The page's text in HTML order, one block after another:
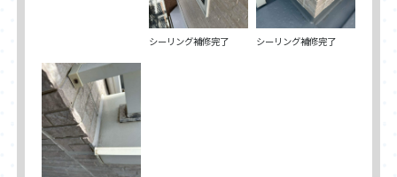
シーリング補修完了 シーリング補修完了